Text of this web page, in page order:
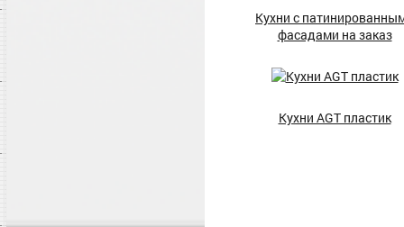
Кухни с
фасадами на заказ
Кухни AGT пластик